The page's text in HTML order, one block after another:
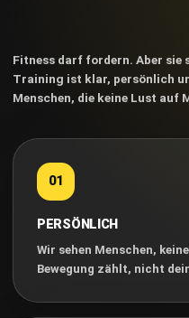
Fitness darf fordern. Aber sie
Training ist klar, persönlich
Menschen, die keine Lust auf
01
PERSÖNLICH
Wir sehen Menschen,
Bewegung zählt, nicht